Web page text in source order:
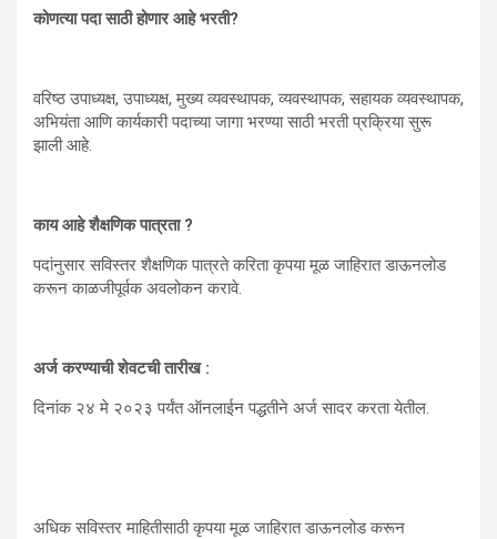
कोणत्या पदा साठी होणार आहे भरती?
वरिष्ठ उपाध्यक्ष, उपाध्यक्ष, मुख्य व्यवस्थापक, व्यवस्थापक, सहायक व्यवस्थापक,
अभियंता आणि कार्यकारी पदाच्या जागा भरण्या साठी भरती प्रक्रिया सुरू
झाली आहे.
काय आहे शैक्षणिक पात्रता ?
पदांनुसार सविस्तर शैक्षणिक पात्रते करिता कृपया मूळ जाहिरात डाऊनलोड
करून काळजीपूर्वक अवलोकन करावे.
अर्ज करण्याची शेवटची तारीख :
दिनांक २४ मे २०२३ पर्यंत ऑनलाईन पद्धतीने अर्ज सादर करता येतील.
अधिक सविस्तर माहितीसाठी कृपया मूळ जाहिरात डाऊनलोड करून